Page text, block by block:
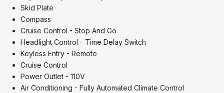
Skid Plate
Compass
Cruise Control - Stop And Go
Headlight Control - Time Delay Switch
Keyless Entry - Remote
Cruise Control
Power Outlet - 110V
Air Conditioning - Fully Automated Climate Control